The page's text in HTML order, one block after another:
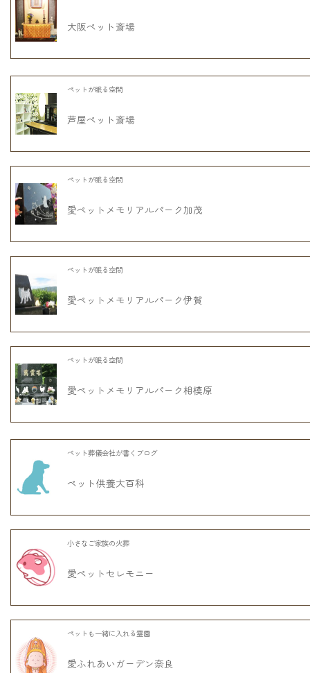
大阪ペット斎場
ペットが眠る空間
芦屋ペット斎場
ペットが眠る空間
愛ペットメモリアルパーク加茂
ペットが眠る空間
愛ペットメモリアルパーク伊賀
ペットが眠る空間
愛ペットメモリアルパーク相模原
ペット葬儀会社が書くブログ
ペット供養大百科
小さなご家族の火葬
愛ペットセレモニー
ペットも一緒に入れる霊園
愛ふれあいガーデン奈良